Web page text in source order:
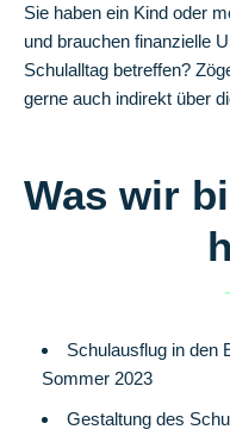
Zukunft
Pädagogisches
Konzept
Entwicklung
Frühstück
Sie haben ein Kind oder
und brauchen finanzielle
Schulalltag betreffen?
gerne auch indirekt über
Was wir
Schulausflug in den
Sommer 2023
Gestaltung des